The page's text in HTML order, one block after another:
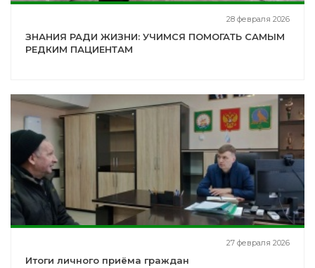
28 февраля 2026
ЗНАНИЯ РАДИ ЖИЗНИ: УЧИМСЯ ПОМОГАТЬ САМЫМ
РЕДКИМ ПАЦИЕНТАМ
27 февраля 2026
Итоги личного приёма граждан